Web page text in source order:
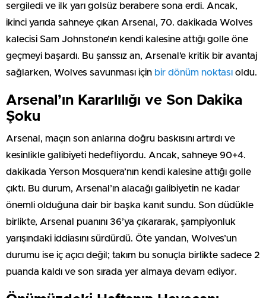
sergiledi ve ilk yarı golsüz berabere sona erdi. Ancak,
ikinci yarıda sahneye çıkan Arsenal, 70. dakikada Wolves
kalecisi Sam Johnstone’ın kendi kalesine attığı golle öne
geçmeyi başardı. Bu şanssız an, Arsenal’e kritik bir avantaj
sağlarken, Wolves savunması için bir dönüm noktası oldu.
Arsenal’ın Kararlılığı ve Son Dakika
Şoku
Arsenal, maçın son anlarına doğru baskısını artırdı ve
kesinlikle galibiyeti hedefliyordu. Ancak, sahneye 90+4.
dakikada Yerson Mosquera’nın kendi kalesine attığı golle
çıktı. Bu durum, Arsenal’ın alacağı galibiyetin ne kadar
önemli olduğuna dair bir başka kanıt sundu. Son düdükle
birlikte, Arsenal puanını 36’ya çıkararak, şampiyonluk
yarışındaki iddiasını sürdürdü. Öte yandan, Wolves’un
durumu ise iç açıcı değil; takım bu sonuçla birlikte sadece 2
puanda kaldı ve son sırada yer almaya devam ediyor.